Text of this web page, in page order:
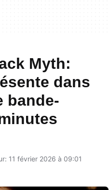
Myth:
dans
bande-
11 février 2026 à 09:01